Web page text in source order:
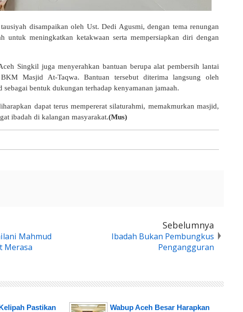
tausiyah disampaikan oleh Ust. Dedi Agusmi, dengan tema renungan
untuk meningkatkan ketakwaan serta mempersiapkan diri dengan
Singkil juga menyerahkan bantuan berupa alat pembersih lantai
Masjid At-Taqwa. Bantuan tersebut diterima langsung oleh
bentuk dukungan terhadap kenyamanan jamaah.
dapat terus mempererat silaturahmi, memakmurkan masjid,
ibadah di kalangan masyarakat.(Mus)
Mahmud
Merasa
Sebelumnya
Ibadah Bukan Pembungkus
Pengangguran
Pastikan
Wabup Aceh Besar Harapkan